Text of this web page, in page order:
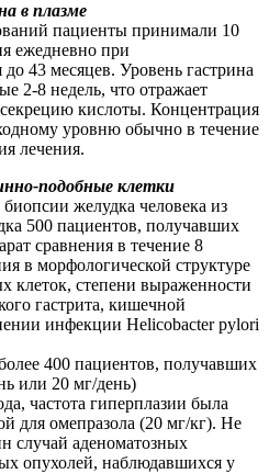
в плазме
пациенты принимали 10
ежедневно при
43 месяцев. Уровень гастрина
2-8 недель, что отражает
кислоты. Концентрация
уровню обычно в течение
лечения.
подобные клетки
желудка человека из
500 пациентов, получавших
сравнения в течение 8
в морфологической структуре
клеток, степени выраженности
гастрита, кишечной
инфекции Helicobacter pylori
400 пациентов, получавших
или 20 мг/день)
частота гиперплазии была
для омепразола (20 мг/кг). Не
случай аденоматозных
опухолей, наблюдавшихся у